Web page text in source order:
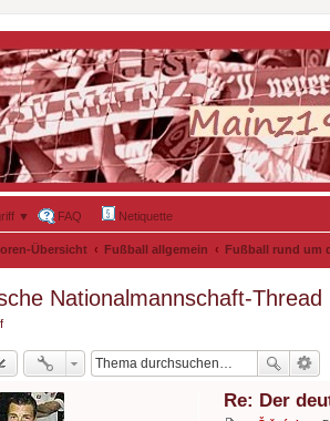
▼ FAQ Netiquette
Übersicht Fußball allgemein Fußball rund um
Nationalmannschaft-Thread
Re: Der